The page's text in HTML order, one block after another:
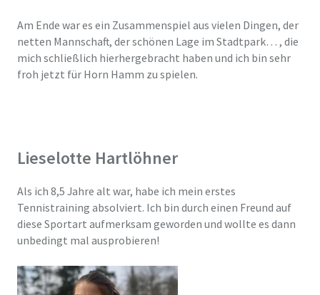
Am Ende war es ein Zusammenspiel aus vielen Dingen, der
netten Mannschaft, der schönen Lage im Stadtpark… , die
mich schließlich hierhergebracht haben und ich bin sehr
froh jetzt für Horn Hamm zu spielen.
Lieselotte Hartlöhner
Als ich 8,5 Jahre alt war, habe ich mein erstes
Tennistraining absolviert. Ich bin durch einen Freund auf
diese Sportart aufmerksam geworden und wollte es dann
unbedingt mal ausprobieren!